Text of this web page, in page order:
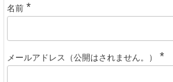
名前 *
メールアドレス（公開はされません。） *